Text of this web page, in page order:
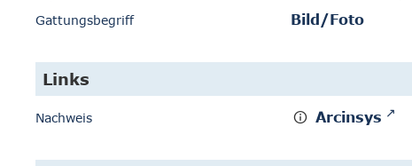
Gattungsbegriff Bild/Foto
Links
Nachweis Arcinsys